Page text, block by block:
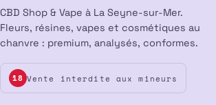
CBD Shop & Vape à La Seyne-sur-Mer.
Fleurs, résines, vapes et cosmétiques au
chanvre : premium, analysés, conformes.
18 Vente interdite aux mineurs